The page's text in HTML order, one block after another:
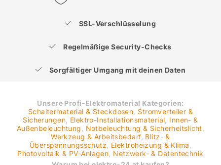
SSL-Verschlüsselung
Regelmäßige Security-Checks
Sorgfältiger Umgang mit deinen Daten
Unsere Profi-Elektromaterial Kategorien:
Schaltermaterial & Steckdosen Stromverteiler &
Sicherungen Elektro-Installationsmaterial Innen- &
Außenbeleuchtung
Notbeleuchtung & Sicherheitslicht
Werkzeug & Arbeitsbedarf, Blitz- &
Überspannungsschutz
Elektroheizung & Klima
Photovoltaik & PV-Anlagen Netzwerk- & Datentechnik